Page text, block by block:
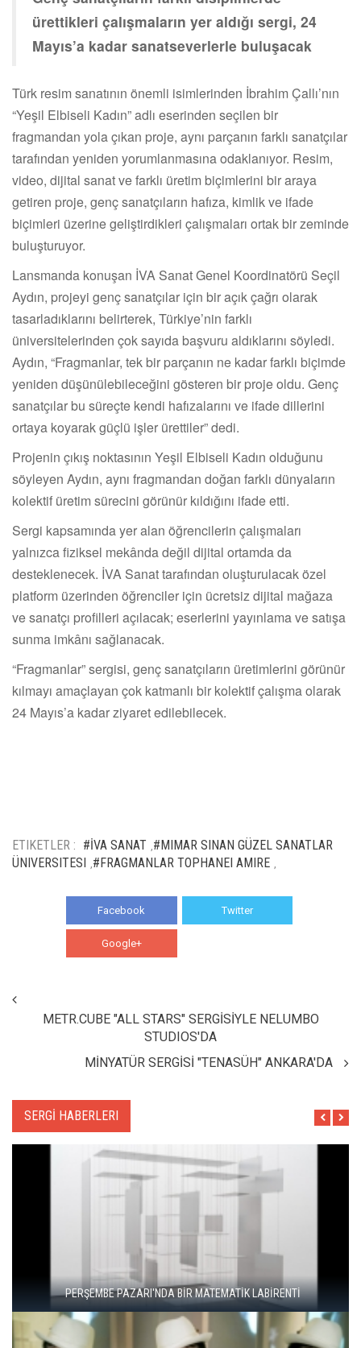
ürettikleri çalışmaların yer aldığı sergi, 24
Mayıs’a kadar sanatseverlerle buluşacak
Türk resim sanatının önemli isimlerinden İbrahim Çallı’nın
“Yeşil Elbiseli Kadın” adlı eserinden seçilen bir
fragmandan yola çıkan proje, aynı parçanın farklı sanatçılar
tarafından yeniden yorumlanmasına odaklanıyor. Resim,
video, dijital sanat ve farklı üretim biçimlerini bir araya
getiren proje, genç sanatçıların hafıza, kimlik ve ifade
biçimleri üzerine geliştirdikleri çalışmaları ortak bir zeminde
buluşturuyor.
Lansmanda konuşan İVA Sanat Genel Koordinatörü Seçil
Aydın, projeyi genç sanatçılar için bir açık çağrı olarak
tasarladıklarını belirterek, Türkiye’nin farklı
üniversitelerinden çok sayıda başvuru aldıklarını söyledi.
Aydın, “Fragmanlar, tek bir parçanın ne kadar farklı biçimde
yeniden düşünülebileceğini gösteren bir proje oldu. Genç
sanatçılar bu süreçte kendi hafızalarını ve ifade dillerini
ortaya koyarak güçlü işler ürettiler” dedi.
Projenin çıkış noktasının Yeşil Elbiseli Kadın olduğunu
söyleyen Aydın, aynı fragmandan doğan farklı dünyaların
kolektif üretim sürecini görünür kıldığını ifade etti.
Sergi kapsamında yer alan öğrencilerin çalışmaları
yalnızca fiziksel mekânda değil dijital ortamda da
desteklenecek. İVA Sanat tarafından oluşturulacak özel
platform üzerinden öğrenciler için ücretsiz dijital mağaza
ve sanatçı profilleri açılacak; eserlerini yayınlama ve satışa
sunma imkânı sağlanacak.
“Fragmanlar” sergisi, genç sanatçıların üretimlerini görünür
kılmayı amaçlayan çok katmanlı bir kolektif çalışma olarak
24 Mayıs’a kadar ziyaret edilebilecek.
ETIKETLER : #İVA SANAT #MIMAR SINAN GÜZEL SANATLAR
ÜNIVERSITESI #FRAGMANLAR TOPHANEI AMIRE
Facebook Twitter
Google+
METR.CUBE "ALL STARS" SERGİSİYLE NELUMBO
STUDIOS'DA
MİNYATÜR SERGİSİ "TENASÜH" ANKARA'DA
SERGİ HABERLERI
"ŞEHRİ BİZ ÖĞRENMİYORUZ, TELEFONUMUZ ÖĞRENİYOR"